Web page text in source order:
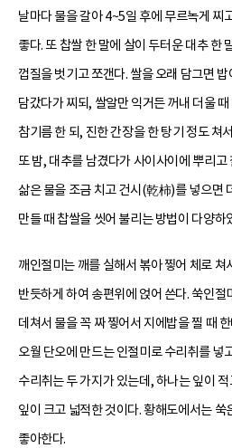
날마다 물을 갈아 4~5일 후에 무르녹게 찌
좋다. 또 찹쌀 한 말에 살이 두터운 대추 한
껍질을 벗기고 쪼갠다. 쌀을 오래 담그면
담갔다가 찌되, 쌀알만 익거든 꺼내 더울
참기름 한 되, 진한 간장을 한 탕기 정도 쳐
또 밤, 대추를 남겼다가 사이사이에 뿌리
삶은 물을 조금 치고 건시(乾柿)를 넣으면
만들 때 찹쌀을 씻어 불리는 방법이 다양하
깨인절미는 깨를 실해서 볶아 찧어 체로
반듯하게 하여 송편위에 얹어 쓴다. 쑥인절
데쳐서 물을 꼭 짜 찧어서 지에밥을 찔 때
오월 단오에 만드는 인절미로 수리취를 넣
수리취는 두 가지가 있는데, 하나는 잎이
잎이 크고 넓적한 것이다. 황해도에서는 쑥
좋아한다.